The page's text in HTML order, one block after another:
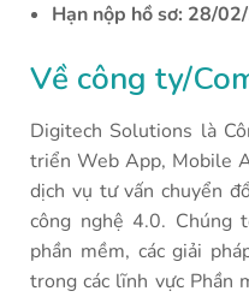
Hạn nộp hồ sơ: 28/
Về công ty/
Digitech Solutions là
triển Web App, Mobile
dịch vụ tư vấn chuyển
công nghệ 4.0. Chúng
phần mềm, các giải
trong các lĩnh vực Phần